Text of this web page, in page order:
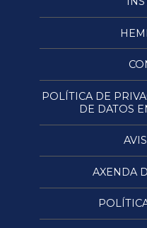
POLÍTICA DE
DE DATOS
AXENDA